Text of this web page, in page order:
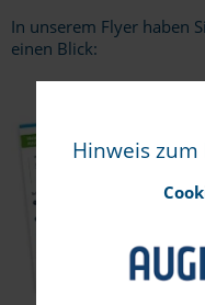
In unserem Flyer haben
einen Blick:
Hinweis